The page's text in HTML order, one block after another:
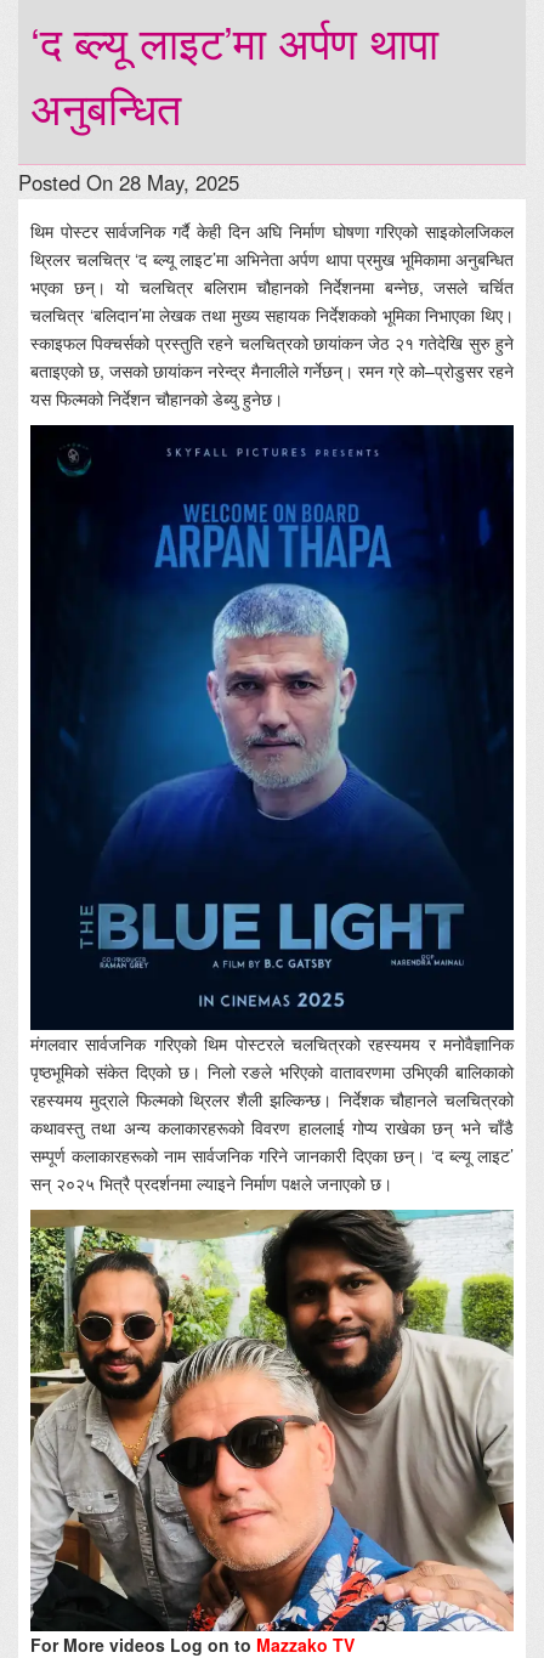
‘द ब्ल्यू लाइट’मा अर्पण थापा
अनुबन्धित
Posted On 28 May, 2025
थिम पोस्टर सार्वजनिक गर्दै केही दिन अघि निर्माण घोषणा गरिएको साइकोलजिकल
थ्रिलर चलचित्र ‘द ब्ल्यू लाइट’मा अभिनेता अर्पण थापा प्रमुख भूमिकामा अनुबन्धित
भएका छन्। यो चलचित्र बलिराम चौहानको निर्देशनमा बन्नेछ, जसले चर्चित
चलचित्र ‘बलिदान’मा लेखक तथा मुख्य सहायक निर्देशकको भूमिका निभाएका थिए।
स्काइफल पिक्चर्सको प्रस्तुति रहने चलचित्रको छायांकन जेठ २१ गतेदेखि सुरु हुने
बताइएको छ, जसको छायांकन नरेन्द्र मैनालीले गर्नेछन्। रमन ग्रे को–प्रोडुसर रहने
यस फिल्मको निर्देशन चौहानको डेब्यु हुनेछ।
मंगलवार सार्वजनिक गरिएको थिम पोस्टरले चलचित्रको रहस्यमय र मनोवैज्ञानिक
पृष्ठभूमिको संकेत दिएको छ। निलो रङले भरिएको वातावरणमा उभिएकी बालिकाको
रहस्यमय मुद्राले फिल्मको थ्रिलर शैली झल्किन्छ। निर्देशक चौहानले चलचित्रको
कथावस्तु तथा अन्य कलाकारहरूको विवरण हाललाई गोप्य राखेका छन् भने चाँडै
सम्पूर्ण कलाकारहरूको नाम सार्वजनिक गरिने जानकारी दिएका छन्। ‘द ब्ल्यू लाइट’
सन् २०२५ भित्रै प्रदर्शनमा ल्याइने निर्माण पक्षले जनाएको छ।
For More videos Log on to Mazzako TV